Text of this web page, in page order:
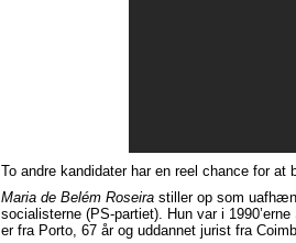
To andre kandidater har en reel chance for
Maria de Belém Roseira stiller op som
socialisterne (PS-partiet). Hun var i
er fra Porto, 67 år og uddannet jurist fra